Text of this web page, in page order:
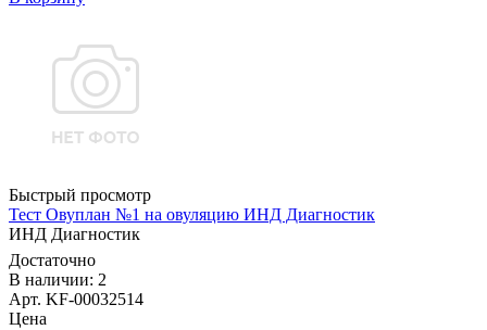
Быстрый просмотр
Тест Овуплан №1 на овуляцию ИНД Диагностик
ИНД Диагностик
Достаточно
В наличии: 2
Арт. KF-00032514
Цена